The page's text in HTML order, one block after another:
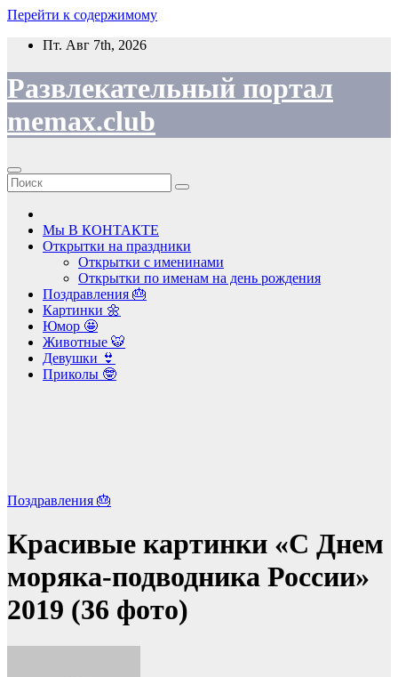
Перейти к содержимому
Пт. Авг 7th, 2026
Развлекательный портал
memax.club
Мы В КОНТАКТЕ
Открытки на праздники
Открытки с именинами
Открытки по именам на день рождения
Поздравления 🎂
Картинки 🌼
Юмор 🤩
Животные 🐯
Девушки 👙
Приколы 🤓
Поздравления 🎂
Красивые картинки «С Днем
моряка-подводника России»
2019 (36 фото)